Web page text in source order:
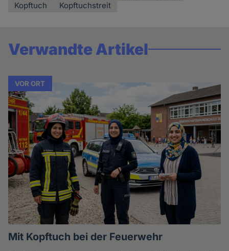
Kopftuch
Kopftuchstreit
Verwandte Artikel
VOR ORT
Mit Kopftuch bei der Feuerwehr